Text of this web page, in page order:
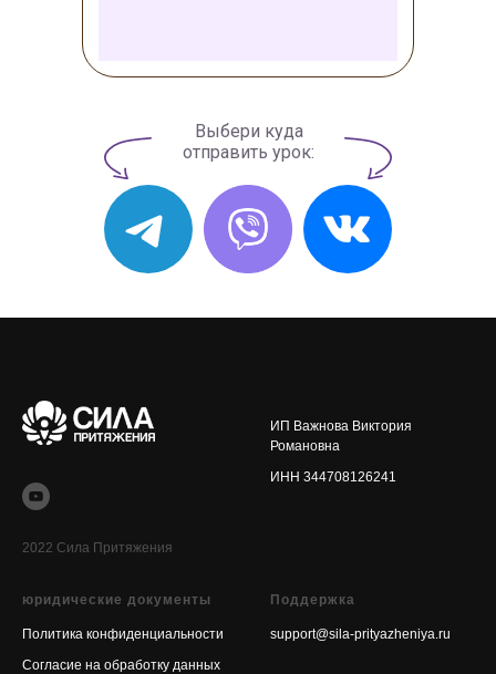
Выбери куда
отправить урок:
2022 Сила Притяжения
ИП Важнова Виктория
Романовна
ИНН 344708126241
юридические документы
Политика конфиденциальности
Согласие на обработку данных
Поддержка
support@sila-prityazheniya.ru